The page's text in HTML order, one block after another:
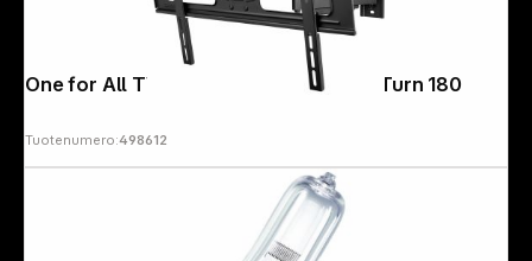
One for All TV Wall mount 84" Smart Turn 180
Tuotenumero:498612